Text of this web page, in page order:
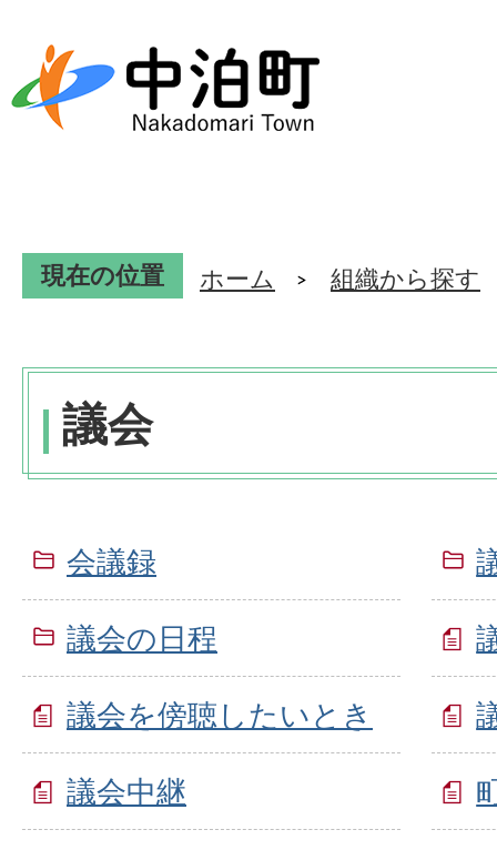
現在の位置 ホーム 組織から探す
議会
会議録
議会の日程
議会を傍聴したいとき
議会中継